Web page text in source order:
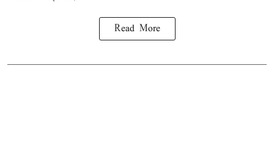
Read More